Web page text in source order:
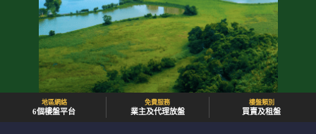
地區網絡
6個樓盤平台
免費服務
業主及代理放盤
樓盤類別
買賣及租盤